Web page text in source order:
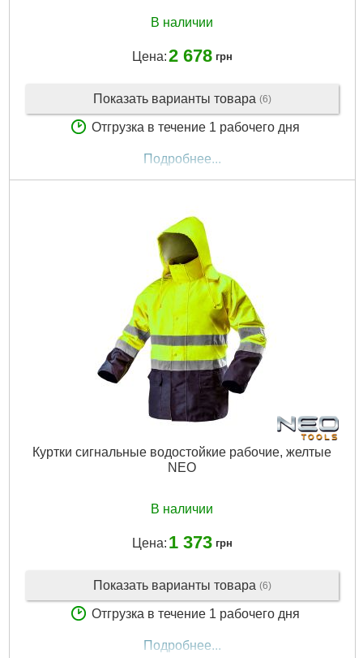
В наличии
Цена:2 678 грн
Показать варианты товара (6)
Отгрузка в течение 1 рабочего дня
Подробнее...
Куртки сигнальные водостойкие рабочие, желтые
NEO
В наличии
Цена: 1 373 грн
Показать варианты товара (6)
Отгрузка в течение 1 рабочего дня
Подробнее...